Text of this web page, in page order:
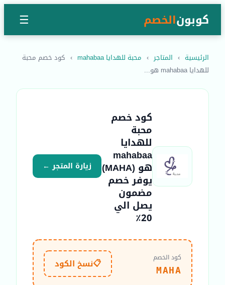
كوبونالخصم ☰
الرئيسية › المتاجر › محبة للهدايا mahabaa › كود خصم محبة
للهدايا mahabaa هو...
كود خصم
محبة
للهدايا
mahabaa
هو (MAHA)
يوفر خصم
مضمون
يصل الي
20٪
زيارة المتجر ←
كود الخصم
MAHA
📋نسخ الكود